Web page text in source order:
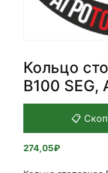
Кольцо
B100 SEG,
📋
274,05₽